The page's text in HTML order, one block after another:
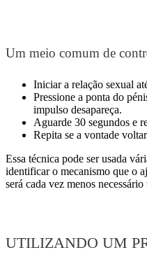
Um meio comum de
Iniciar a relação sexual
Pressione a ponta do
impulso desapareça.
Aguarde 30 segundos e
Repita se a vontade
Essa técnica pode ser usada
identificar o mecanismo que o
será cada vez menos
UTILIZANDO UM